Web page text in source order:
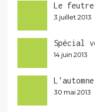
Le
3 juillet 2013
Spécial
14 juin 2013
30 mai 2013